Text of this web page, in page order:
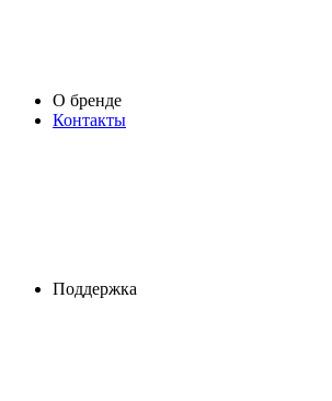
О бренде
Контакты
Поддержка